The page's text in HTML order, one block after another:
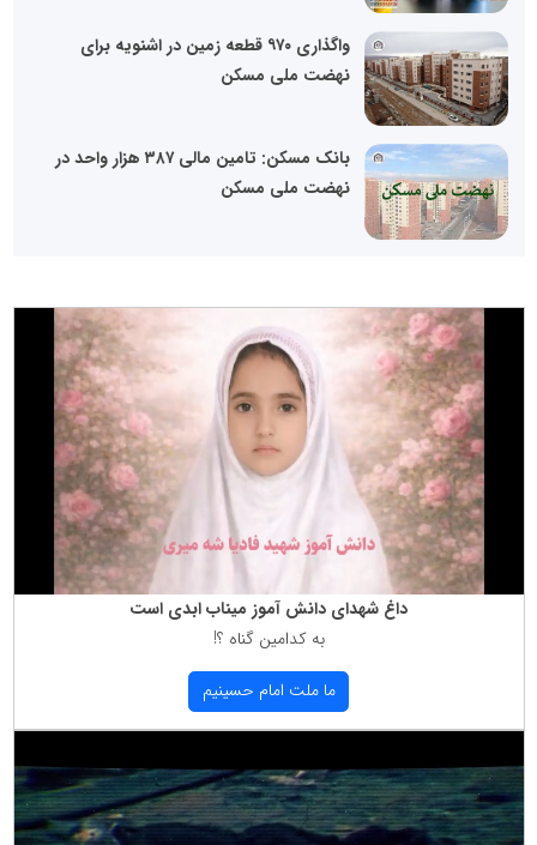
واگذاری ۹۷۰ قطعه زمین در اشنویه برای
نهضت ملی مسکن
بانک مسکن: تامین مالی ۳۸۷ هزار واحد در
نهضت ملی مسکن
داغ شهدای دانش آموز میناب ابدی است
به كدامین گناه ؟!
ما ملت امام حسینیم